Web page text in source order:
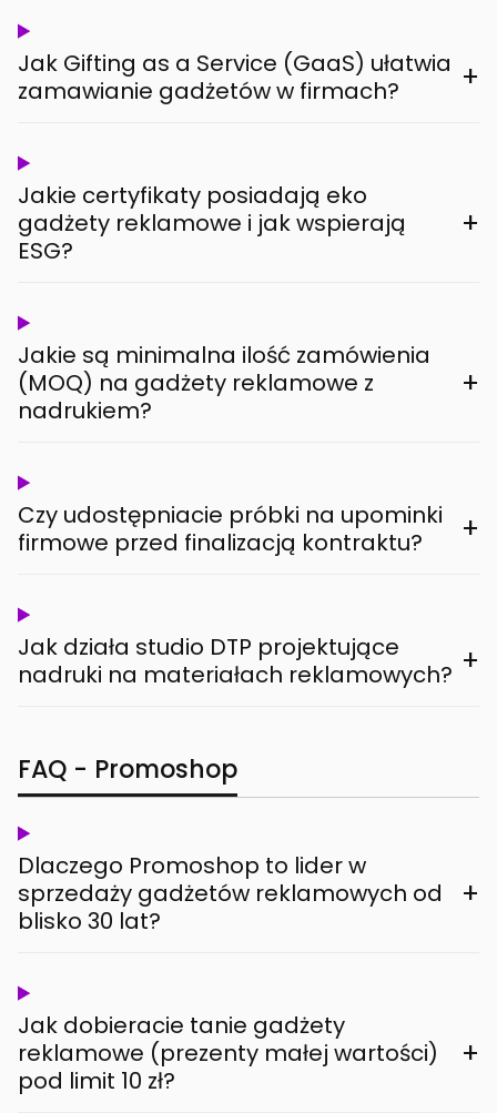
Jak Gifting as a Service (GaaS) ułatwia
zamawianie gadżetów w firmach?
+
Jakie certyfikaty posiadają eko
gadżety reklamowe i jak wspierają
ESG?
+
Jakie są minimalna ilość zamówienia
(MOQ) na gadżety reklamowe z
nadrukiem?
+
Czy udostępniacie próbki na upominki
firmowe przed finalizacją kontraktu?
+
Jak działa studio DTP projektujące
nadruki na materiałach reklamowych? +
FAQ - Promoshop
Dlaczego Promoshop to lider w
sprzedaży gadżetów reklamowych od
blisko 30 lat?
+
Jak dobieracie tanie gadżety
reklamowe (prezenty małej wartości)
pod limit 10 zł?
+